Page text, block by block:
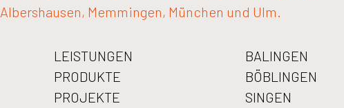
Albershausen, Memmingen, München und Ulm.
LEISTUNGEN
PRODUKTE
PROJEKTE
BALINGEN
BÖBLINGEN
SINGEN